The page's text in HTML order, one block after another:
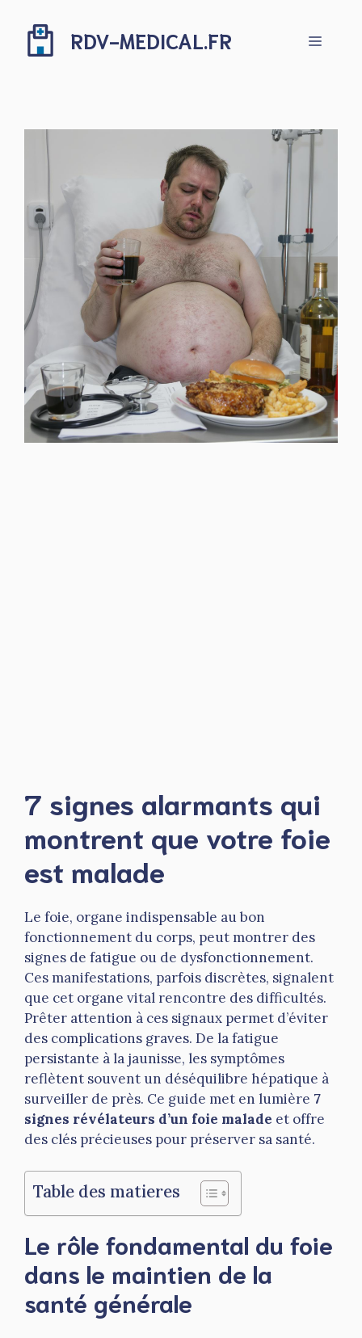
contenu
RDV-MEDICAL.FR Menu
7 signes alarmants qui
montrent que votre foie
est malade
Le foie, organe indispensable au bon
fonctionnement du corps, peut montrer des
signes de fatigue ou de dysfonctionnement.
Ces manifestations, parfois discrètes, signalent
que cet organe vital rencontre des difficultés.
Prêter attention à ces signaux permet d’éviter
des complications graves. De la fatigue
persistante à la jaunisse, les symptômes
reflètent souvent un déséquilibre hépatique à
surveiller de près. Ce guide met en lumière 7
signes révélateurs d’un foie malade et offre
des clés précieuses pour préserver sa santé.
Table des matieres
Le rôle fondamental du foie
dans le maintien de la
santé générale